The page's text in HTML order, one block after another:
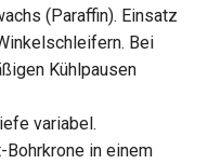
(Paraffin). Einsatz
Bei
Kühlpausen
variabel.
in einem